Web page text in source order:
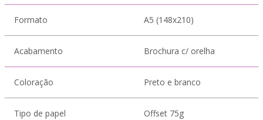
Formato A5 (148x210)
Acabamento Brochura c/ orelha
Coloração Preto e branco
Tipo de papel Offset 75g